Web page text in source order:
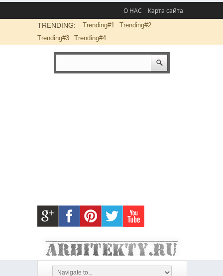
О НАС Карта сайта
TRENDING: Trending#1
Trending#2
Trending#3
Trending#4